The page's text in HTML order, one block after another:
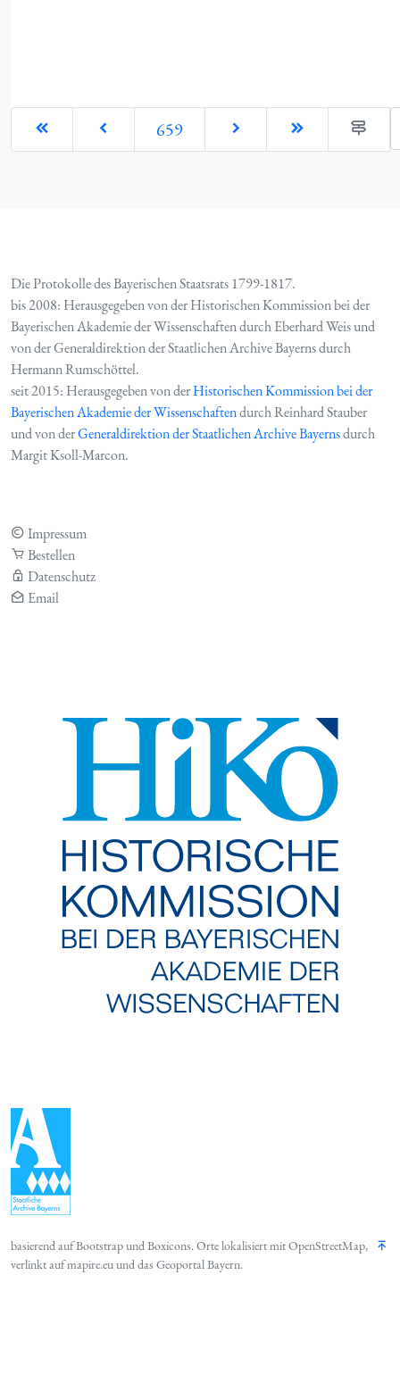
659
Die Protokolle des Bayerischen Staatsrats 1799-1817.
bis 2008: Herausgegeben von der Historischen Kommission bei der
Bayerischen Akademie der Wissenschaften durch Eberhard Weis und
von der Generaldirektion der Staatlichen Archive Bayerns durch
Hermann Rumschöttel.
seit 2015: Herausgegeben von derHistorischen Kommission bei der
Bayerischen Akademie der Wissenschaftendurch Reinhard Stauber
und von derGeneraldirektion der Staatlichen Archive Bayernsdurch
Margit Ksoll-Marcon.
Impressum
Bestellen
Datenschutz
Email
basierend aufBootstrapundBoxicons. Orte lokalisiert mitOpenStreetMap,
verlinkt aufmapire.euund das Geoportal Bayern.